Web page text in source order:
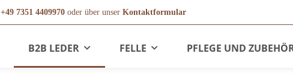
+49 7351 4409970 oder über unser Kontaktformular
B2B LEDER FELLE PFLEGE UND